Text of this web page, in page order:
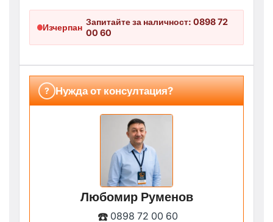
Изчерпан
Запитайте за наличност: 0898 72
00 60
? Нужда от консултация?
Любомир Руменов
☎️ 0898 72 00 60